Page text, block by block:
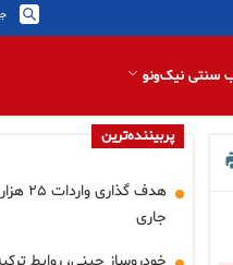
سنتی نیک‌ونو
پربیننده‌ترین
هدف
جاری